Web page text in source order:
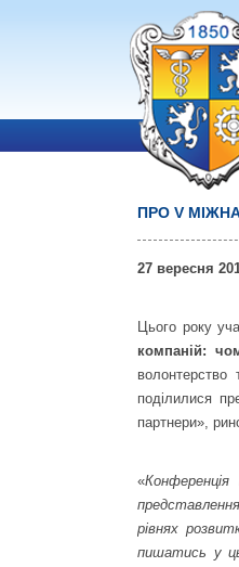
ПРО V
27 вересня
Цього року
компаній:
волонтерство
поділилися
партнери»,
«
рівнях
пишатись у